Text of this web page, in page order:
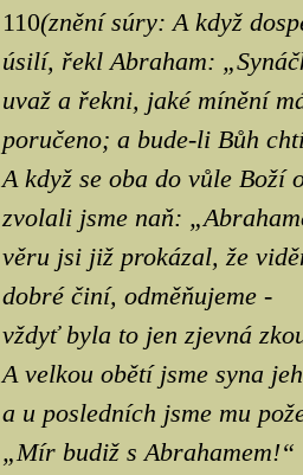
110(znění súry: A když
úsilí, řekl Abraham:
uvaž a řekni, jaké mínění
poručeno; a bude-li Bůh
A když se oba do vůle Boží
zvolali jsme naň:
věru jsi již prokázal, že
dobré činí, odměňujeme -
vždyť byla to jen zjevná
A velkou obětí jsme syna
a u posledních jsme mu
„Mír budiž s Abrahamem!“